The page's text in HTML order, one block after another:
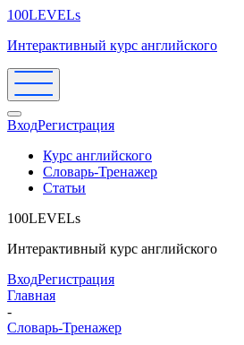
100LEVELs
Интерактивный курс английского
ВходРегистрация
Курс английского
Словарь-Тренажер
Статьи
100LEVELs
Интерактивный курс английского
ВходРегистрация
Главная
-
Словарь-Тренажер